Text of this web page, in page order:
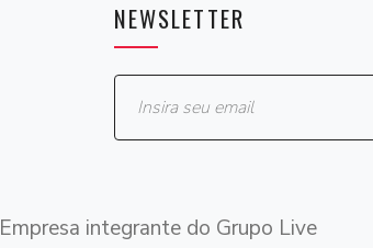
NEWSLETTER
Empresa integrante do Grupo Live